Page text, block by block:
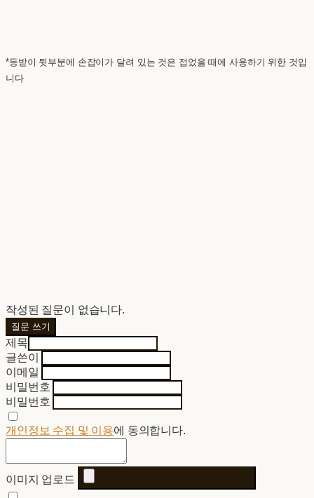
*등받이 뒷부분에 손잡이가 달려 있는 것은 접었을 때에 사용하기 위한 것입
니다
작성된 질문이 없습니다.
질문 쓰기
제목
글쓴이
이메일
비밀번호
비밀번호
개인정보 수집 및 이용에 동의합니다.
이미지 업로드